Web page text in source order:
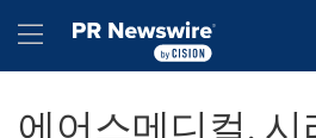
Hamburger menu